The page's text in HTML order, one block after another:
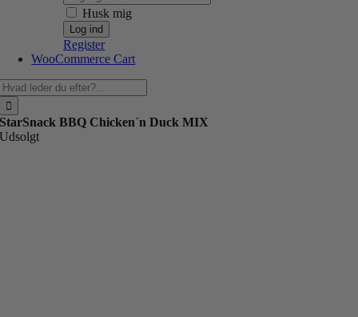
Husk mig
Register
WooCommerce Cart
StarSnack BBQ Chicken´n Duck MIX
Udsolgt